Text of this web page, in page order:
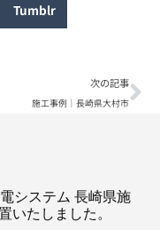
Tumblr
次の記事
施工事例｜長崎県大村市
システム 長崎県施
いたしました。